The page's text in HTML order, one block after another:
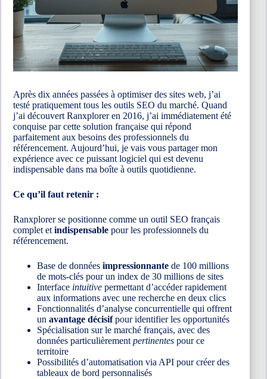
Après dix années passées à optimiser des sites web, j’ai
testé pratiquement tous les outils SEO du marché. Quand
j’ai découvert Ranxplorer en 2016, j’ai immédiatement été
conquise par cette solution française qui répond
parfaitement aux besoins des professionnels du
référencement. Aujourd’hui, je vais vous partager mon
expérience avec ce puissant logiciel qui est devenu
indispensable dans ma boîte à outils quotidienne.
Ce qu’il faut retenir :
Ranxplorer se positionne comme un outil SEO français
complet et indispensable pour les professionnels du
référencement.
Base de données impressionnante de 100 millions
de mots-clés pour un index de 30 millions de sites
Interface intuitive permettant d’accéder rapidement
aux informations avec une recherche en deux clics
Fonctionnalités d’analyse concurrentielle qui offrent
un avantage décisifpour identifier les opportunités
Spécialisation sur le marché français, avec des
données particulièrement pertinentes pour ce
territoire
Possibilités d’automatisation via API pour créer des
tableaux de bord personnalisés